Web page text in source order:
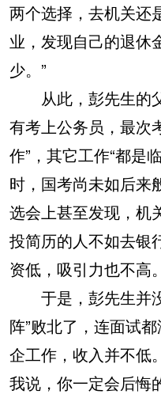
两个选择，去机关还
业，发现自己的退休
少。”
从此，彭先生的
有考上公务员，最次
作”，其它工作“都是
时，国考尚未如后来
选会上甚至发现，机
投简历的人不如去银
资低，吸引力也不高
于是，彭先生并
阵”败北了，连面试
企工作，收入并不低
我说，你一定会后悔